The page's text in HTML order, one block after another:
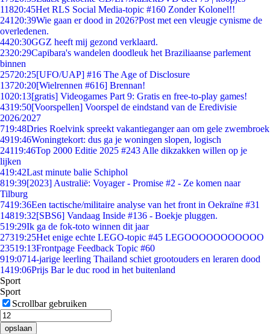
11820:45Het RLS Social Media-topic #160 Zonder Kolonel!!
241 20:39Wie gaan er dood in 2026?Post met een vleugje cynisme de
overledenen.
4420:30GGZ heeft mij gezond verklaard.
2320:29Capibara's wandelen doodleuk het Braziliaanse parlement
binnen
25720:25[UFO/UAP] #16 The Age of Disclosure
13720:20[Wielrennen #616] Brennan!
1020:13[gratis] Videogames Part 9: Gratis en free-to-play games!
4319:50[Voorspellen] Voorspel de eindstand van de Eredivisie
2026/2027
719:48Dries Roelvink spreekt vakantieganger aan om gele zwembroek
4919:46Woningtekort: dus ga je woningen slopen, logisch
24119:46Top 2000 Editie 2025 #243 Alle dikzakken willen op je
lijken
419:42Last minute balie Schiphol
819:39[2023] Australië: Voyager - Promise #2 - Ze komen naar
Tilburg
7419:36Een tactische/militaire analyse van het front in Oekraïne #31
14819:32[SBS6] Vandaag Inside #136 - Boekje pluggen.
519:29Ik ga de fok-toto winnen dit jaar
27319:25Het enige echte LEGO-topic #45 LEGOOOOOOOOOOO
23519:13Frontpage Feedback Topic #60
919:0714-jarige leerling Thailand schiet grootouders en leraren dood
1419:06Prijs Bar le duc rood in het buitenland
Sport
Sport
Scrollbar gebruiken
opslaan